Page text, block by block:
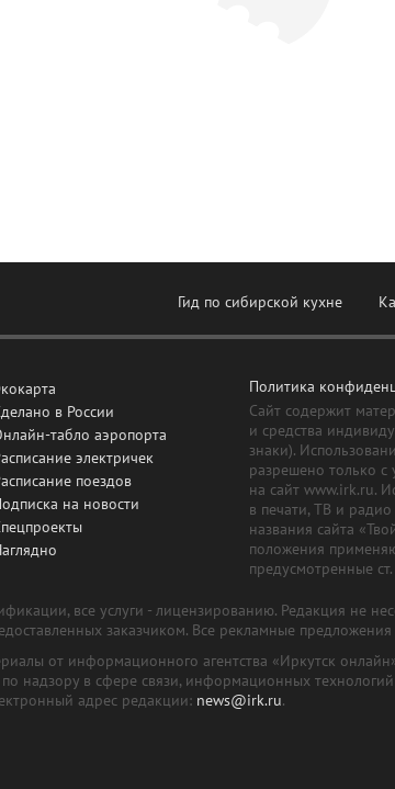
Гид по сибирской кухне
в России
табло аэропорта
электричек
поездов
на новости
Политика
Сайт содержит
и средства
знаки).
разрешено только с
на сайт www.irk.ru.
в печати, ТВ и
названия сайта
положения
предусмотренные
все услуги - лицензированию. Редакция не
заказчиком. Все рекламные
от информационного агентства «Иркутск
надзору в сфере связи, информационных
адрес редакции: news@irk.ru.